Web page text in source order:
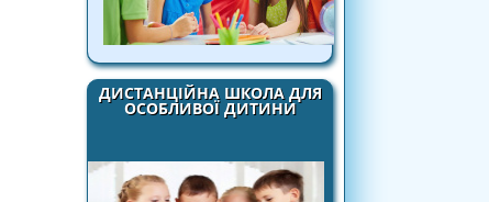
ДИСТАНЦІЙНА ШКОЛА ДЛЯ
ОСОБЛИВОЇ ДИТИНИ